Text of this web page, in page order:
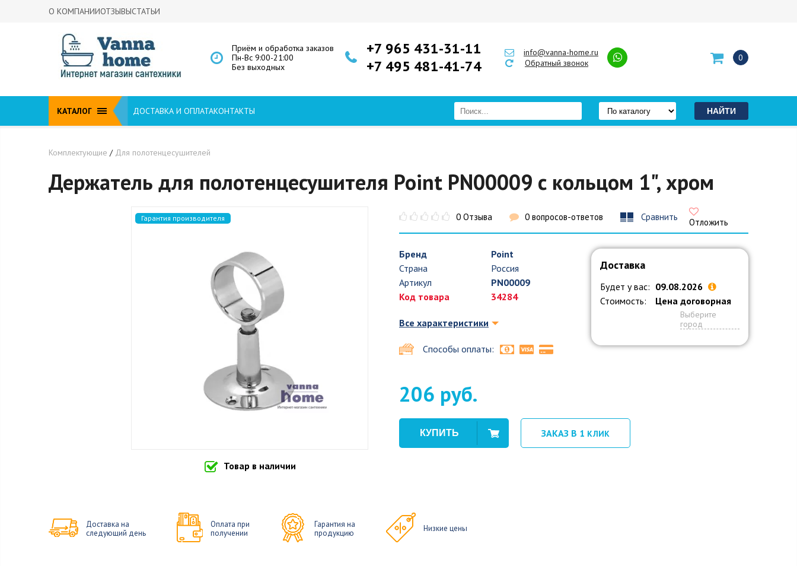
О КОМПАНИИОТЗЫВЫСТАТЬИ
Приём и обработка заказов
Пн-Вс 9:00-21:00
Без выходных
+7 965 431-31-11
+7 495 481-41-74
info@vanna-home.ru
Обратный звонок
0
КАТАЛОГ ДОСТАВКА И ОПЛАТАКОНТАКТЫ
Комплектующие / Для полотенцесушителей
Держатель для полотенцесушителя Point PN00009 с кольцом 1", хром
Гарантия производителя
Товар в наличии
0 Отзыва 0 вопросов-ответов Сравнить Отложить
Бренд
Point
Страна
Россия
Артикул
PN00009
Код товара
34284
Все характеристики
Способы оплаты:
Доставка
Будет у вас: 09.08.2026
Стоимость:
Цена договорная
Выберите
город
206 руб.
ЗАКАЗ В 1 КЛИК
Доставка на
следующий день
Оплата при
получении
Гарантия на
продукцию
Низкие цены